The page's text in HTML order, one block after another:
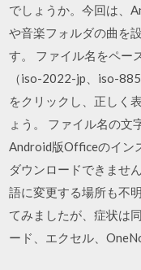
でしょうか。今回は、
や音楽フォルダの曲を
す。 ファイル名をペー
（iso-2022-jp、iso-
をクリックし、正しく
ょう。 ファイル名の
Android版Officeのイン
ダウンロードできませ
語に変更する場所も不
てみましたが、症状は
ード、エクセル、